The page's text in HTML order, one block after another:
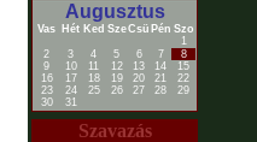
Augusztus
Vas Hét Ked SzeCsü Pén Szo
1
2
3 4 5 6 7
8
9
10 11 12 13 14
15
16
17 18 19 20 21
22
23
24 25 26 27 28
29
30
31
Szavazás